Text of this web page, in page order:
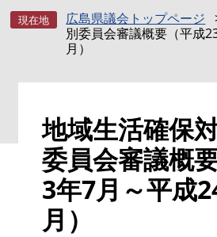
す
し
広島県議会トップページ
別委員会審議概要（平成
月）
地域生活確保
委員会審議概
3年7月～平成
月）